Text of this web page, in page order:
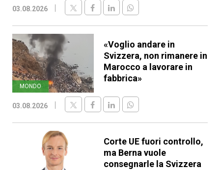
03.08.2026
MONDO
«Voglio andare in
Svizzera, non rimanere in
Marocco a lavorare in
fabbrica»
03.08.2026
Corte UE fuori controllo,
ma Berna vuole
consegnarle la Svizzera